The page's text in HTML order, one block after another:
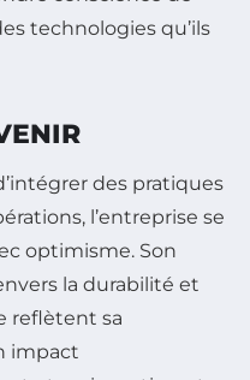
technologies qu’ils
des pratiques
l’entreprise se
optimisme. Son
la durabilité et
reflètent sa
impact